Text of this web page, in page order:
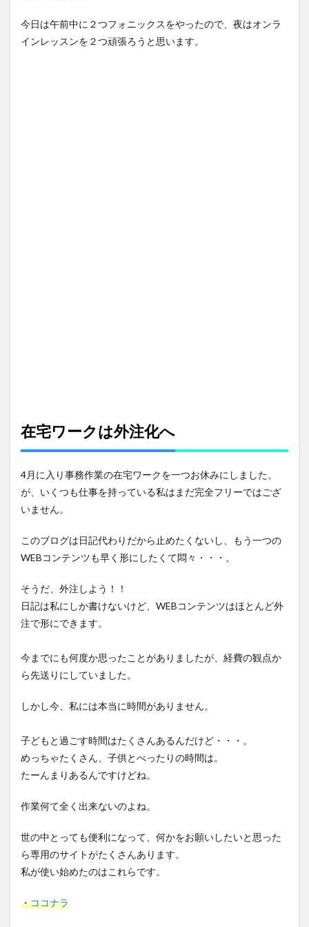
今日は午前中に２つフォニックスをやったので、夜はオンラ
インレッスンを２つ頑張ろうと思います。
在宅ワークは外注化へ
4月に入り事務作業の在宅ワークを一つお休みにしました。
が、いくつも仕事を持っている私はまだ完全フリーではござ
いません。
このブログは日記代わりだから止めたくないし、もう一つの
WEBコンテンツも早く形にしたくて悶々・・・。
そうだ、外注しよう！！
日記は私にしか書けないけど、WEBコンテンツはほとんど外
注で形にできます。
今までにも何度か思ったことがありましたが、経費の観点か
ら先送りにしていました。
しかし今、私には本当に時間がありません。
子どもと過ごす時間はたくさんあるんだけど・・・。
めっちゃたくさん、子供とべったりの時間は。
たーんまりあるんですけどね。
作業何て全く出来ないのよね。
世の中とっても便利になって、何かをお願いしたいと思った
ら専用のサイトがたくさんあります。
私が使い始めたのはこれらです。
・ココナラ